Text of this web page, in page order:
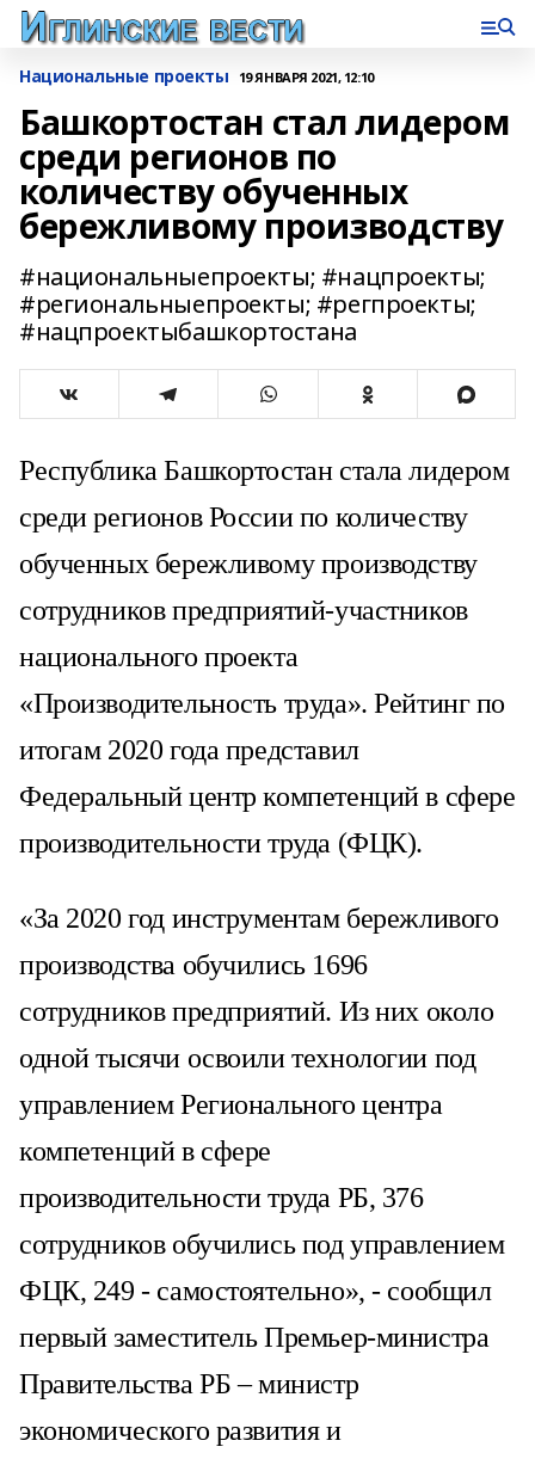
Национальные проекты 19 ЯНВАРЯ 2021, 12:10
Башкортостан стал лидером
среди регионов по
количеству обученных
бережливому производству
#национальныепроекты; #нацпроекты;
#региональныепроекты; #регпроекты;
#нацпроектыбашкортостана
Республика Башкортостан стала лидером
среди регионов России по количеству
обученных бережливому производству
сотрудников предприятий-участников
национального проекта
«Производительность труда». Рейтинг по
итогам 2020 года представил
Федеральный центр компетенций в сфере
производительности труда (ФЦК).
«За 2020 год инструментам бережливого
производства обучились 1696
сотрудников предприятий. Из них около
одной тысячи освоили технологии под
управлением Регионального центра
компетенций в сфере
производительности труда РБ, 376
сотрудников обучились под управлением
ФЦК, 249 - самостоятельно», - сообщил
первый заместитель Премьер-министра
Правительства РБ – министр
экономического развития и